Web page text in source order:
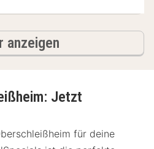
anzeigen
Jetzt
für deine